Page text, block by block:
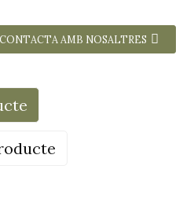
CONTACTA AMB NOSALTRES